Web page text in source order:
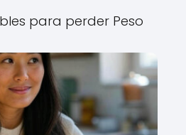
para perder Peso